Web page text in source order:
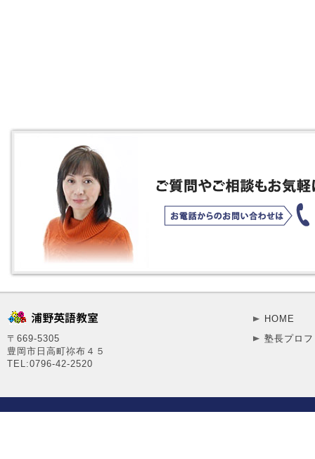
〒669-5305
豊岡市日高町祢布４５
TEL:0796-42-2520
HOME
塾長プロ